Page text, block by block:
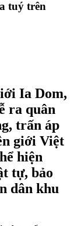
tuý trên
Ia Dom,
ra quân
trấn áp
giới Việt
hiện
tự, bảo
dân khu